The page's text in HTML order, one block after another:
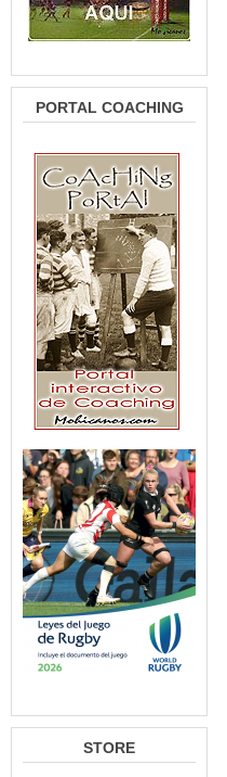
PORTAL COACHING
STORE